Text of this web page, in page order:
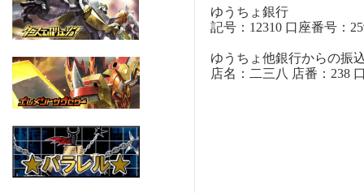
ゆうちょ銀行
記号：12310 口座番号：
ゆうちょ他銀行からの振
店名：二三八 店番：238